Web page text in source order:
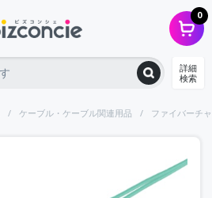
0
詳細
検索
ケーブル・ケーブル関連用品 ファイバーチ